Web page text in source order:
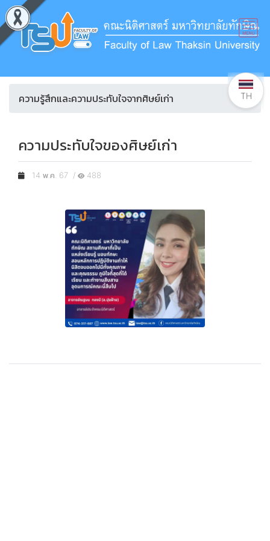
ความรู้สึกและความประทับใจจากศิษย์เก่า
ความประทับใจของศิษย์เก่า
14 พ.ค. 67 / 488
TH